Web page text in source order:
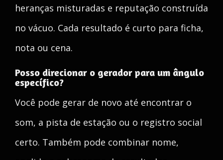
heranças misturadas e reputação construída
no vácuo. Cada resultado é curto para ficha,
nota ou cena.
Posso direcionar o gerador para um ângulo
específico?
Você pode gerar de novo até encontrar o
som, a pista de estação ou o registro social
certo. Também pode combinar nome,